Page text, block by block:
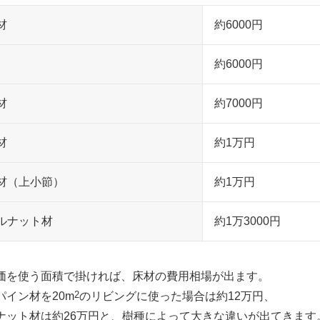
約6000円
約6000円
約7000円
約1万円
（上小節） 約1万円
ナット材 約1万3000円
を使う面積で掛ければ、床材の費用相場が出ます。
イン材を20m2のリビングに使った場合は約12万円、
ット材は約26万円と、樹種によって大きな違いが出てきます